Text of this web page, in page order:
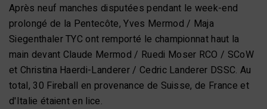
Après neuf manches disputées pendant le week-end
prolongé de la Pentecôte, Yves Mermod / Maja
Siegenthaler TYC ont remporté le championnat haut la
main devant Claude Mermod / Ruedi Moser RCO / SCoW
et Christina Haerdi-Landerer / Cedric Landerer DSSC. Au
total, 30 Fireball en provenance de Suisse, de France et
d'Italie étaient en lice.